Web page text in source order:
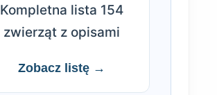
Kompletna lista 154
zwierząt z opisami
Zobacz listę →